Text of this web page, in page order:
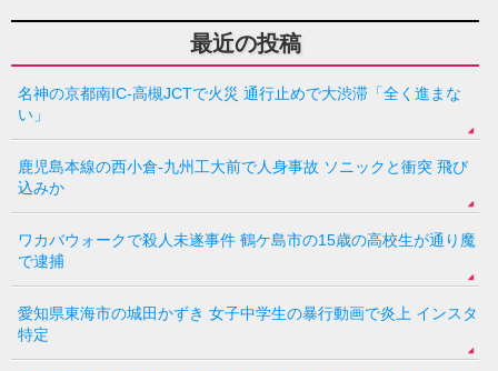
最近の投稿
名神の京都南IC-高槻JCTで火災 通行止めで大渋滞「全く進まな
い」
鹿児島本線の西小倉-九州工大前で人身事故 ソニックと衝突 飛び
込みか
ワカバウォークで殺人未遂事件 鶴ケ島市の15歳の高校生が通り魔
で逮捕
愛知県東海市の城田かずき 女子中学生の暴行動画で炎上 インスタ
特定